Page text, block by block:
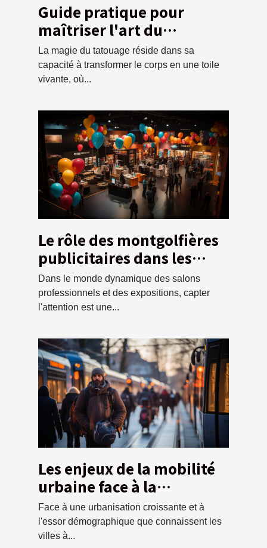
Guide pratique pour
maîtriser l'art du
tatouage en tant que
débutant
La magie du tatouage réside dans sa
capacité à transformer le corps en une toile
vivante, où...
Le rôle des montgolfières
publicitaires dans les
salons professionnels et
les expositions
Dans le monde dynamique des salons
professionnels et des expositions, capter
l'attention est une...
Les enjeux de la mobilité
urbaine face à la
croissance
démographique
Face à une urbanisation croissante et à
l'essor démographique que connaissent les
villes à...